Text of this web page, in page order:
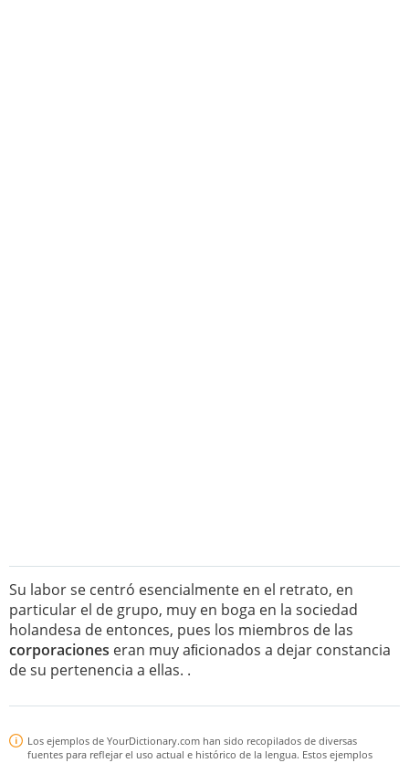
Su labor se centró esencialmente en el retrato, en
particular el de grupo, muy en boga en la sociedad
holandesa de entonces, pues los miembros de las
corporaciones eran muy aﬁcionados a dejar constancia
de su pertenencia a ellas. .
Los ejemplos de YourDictionary.com han sido recopilados de diversas
fuentes para reflejar el uso actual e histórico de la lengua. Estos ejemplos